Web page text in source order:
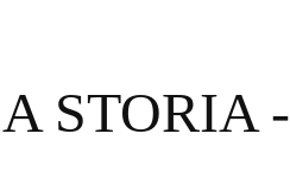
STORIA -